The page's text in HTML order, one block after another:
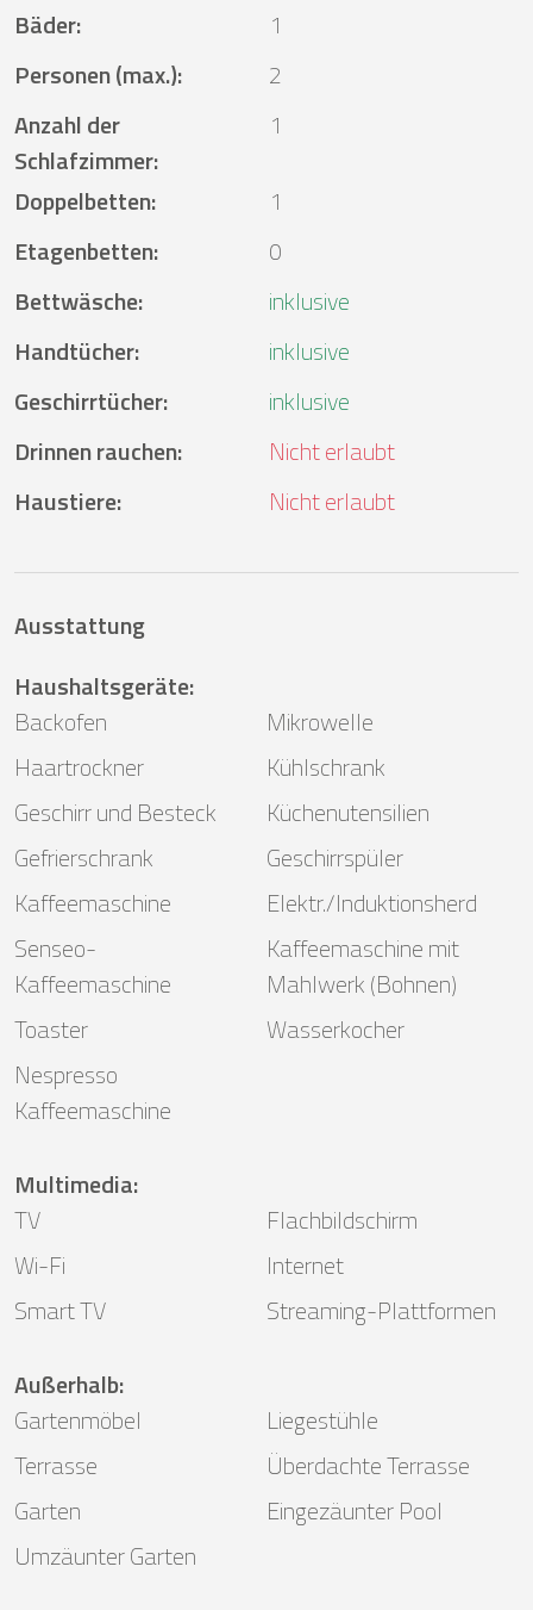
Bäder:
1
Personen (max.):
2
Anzahl der
Schlafzimmer:
1
Doppelbetten:
1
Etagenbetten:
0
Bettwäsche:
inklusive
Handtücher:
inklusive
Geschirrtücher:
inklusive
Drinnen rauchen:
Nicht erlaubt
Haustiere: Nicht erlaubt
Ausstattung
Haushaltsgeräte:
Backofen
Mikrowelle
Haartrockner
Kühlschrank
Geschirr und Besteck
Küchenutensilien
Gefrierschrank
Geschirrspüler
Kaffeemaschine
Elektr./Induktionsherd
Senseo-
Kaffeemaschine
Kaffeemaschine mit
Mahlwerk (Bohnen)
Toaster
Wasserkocher
Nespresso
Kaffeemaschine
Multimedia:
TV
Flachbildschirm
Wi-Fi
Internet
Smart TV
Streaming-Plattformen
Außerhalb:
Gartenmöbel
Liegestühle
Terrasse
Überdachte Terrasse
Garten
Eingezäunter Pool
Umzäunter Garten